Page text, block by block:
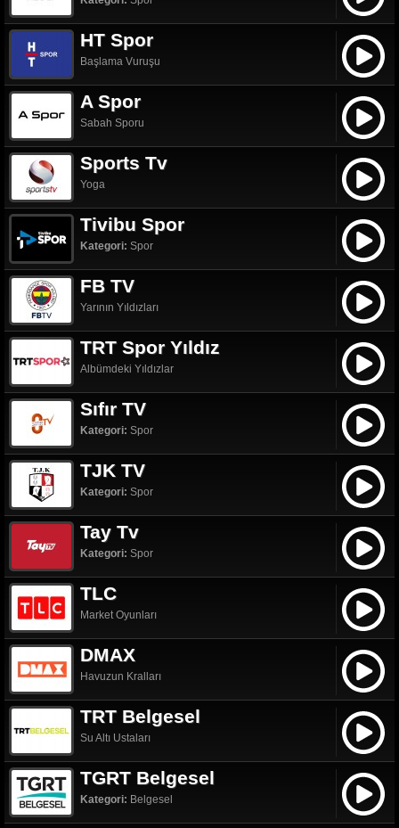
HT Spor
Başlama Vuruşu
A Spor
Sabah Sporu
Sports Tv
Yoga
Tivibu Spor
Kategori: Spor
FB TV
Yarının Yıldızları
TRT Spor Yıldız
Albümdeki Yıldızlar
Sıfır TV
Kategori: Spor
TJK TV
Kategori: Spor
Tay Tv
Kategori: Spor
TLC
Market Oyunları
DMAX
Havuzun Kralları
TRT Belgesel
Su Altı Ustaları
TGRT Belgesel
Kategori: Belgesel